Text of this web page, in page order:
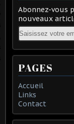
Abonnez-vous
nouveaux
Email
PAGES
Accueil
Links
Contact